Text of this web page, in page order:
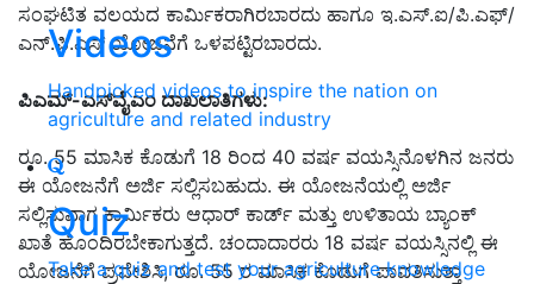
Videos
Handpicked videos to inspire the nation on
agriculture and related industry
Quiz
Take a quiz and test your agriculture knowledge
ಸಂಘಟಿತ ವಲಯದ ಕಾರ್ಮಿಕರಾಗಿರಬಾರದು ಹಾಗೂ ಇ.ಎಸ್.ಐ/ಪಿ.ಎಫ್/
ಎನ್.ಪಿ.ಎಸ್ ಯೋಜನೆಗೆ ಒಳಪಟ್ಟಿರಬಾರದು.
ಪಿಎಮ್-ಎಸ್‌ವೈಎಂ ದಾಖಲಾತಿಗಳು:
ರೂ. 55 ಮಾಸಿಕ ಕೊಡುಗೆ 18 ರಿಂದ 40 ವರ್ಷ ವಯಸ್ಸಿನೊಳಗಿನ ಜನರು
ಈ ಯೋಜನೆಗೆ ಅರ್ಜಿ ಸಲ್ಲಿಸಬಹುದು. ಈ ಯೋಜನೆಯಲ್ಲಿ ಅರ್ಜಿ
ಸಲ್ಲಿಸುವಾಗ ಕಾರ್ಮಿಕರು ಆಧಾರ್ ಕಾರ್ಡ್ ಮತ್ತು ಉಳಿತಾಯ ಬ್ಯಾಂಕ್
ಖಾತೆ ಹೊಂದಿರಬೇಕಾಗುತ್ತದೆ. ಚಂದಾದಾರರು 18 ವರ್ಷ ವಯಸ್ಸಿನಲ್ಲಿ ಈ
ಯೋಜನೆಗೆ ಪ್ರವೇಶಿಸಿ, ರೂ. 55 ರ ಮಾಸಿಕ ಕೊಡುಗೆ ಪಾವತಿಸುತ್ತಾ